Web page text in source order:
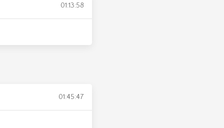
01:13:58
01:45:47